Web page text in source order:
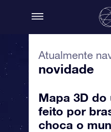
Atualmente
novidade
Mapa 3D do
feito por
choca o